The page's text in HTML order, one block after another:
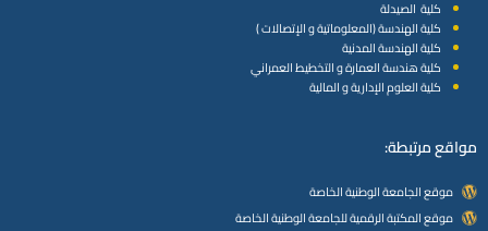
كلية الصيدلة
كلية الهندسة (المعلوماتية و الإتصالات )
كلية الهندسة المدنية
كلية هندسة العمارة و التخطيط العمراني
كلية العلوم الإدارية و المالية
مواقع مرتبطة:
موقع الجامعة الوطنية الخاصة
موقع المكتبة الرقمية للجامعة الوطنية الخاصة